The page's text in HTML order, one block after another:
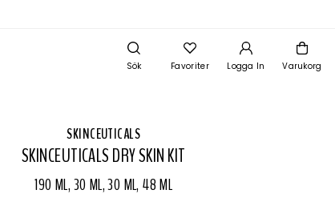
Varukorg
Logga In
Favoriter
Sök
SKINCEUTICALS
SKINCEUTICALS DRY SKIN KIT
190 ML, 30 ML, 30 ML, 48 ML